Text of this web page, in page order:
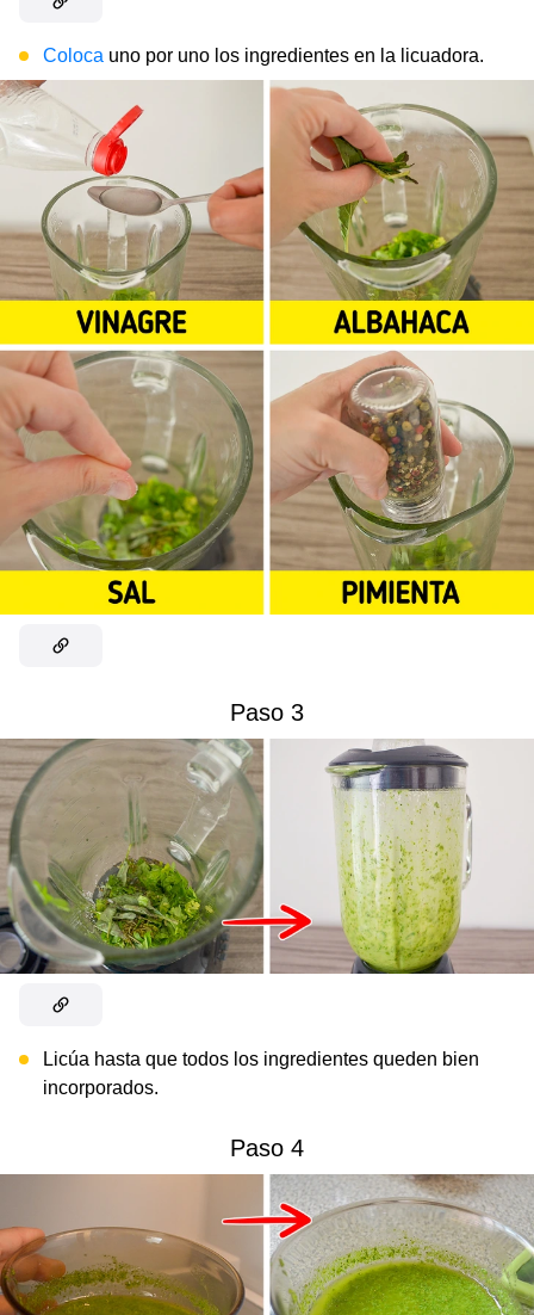
Coloca uno por uno los ingredientes en la licuadora.
Paso 3
Licúa hasta que todos los ingredientes queden bien
incorporados.
Paso 4